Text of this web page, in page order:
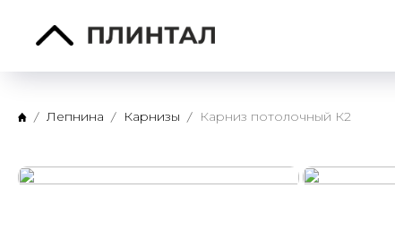
Лепнина Карнизы Карниз потолочный К2